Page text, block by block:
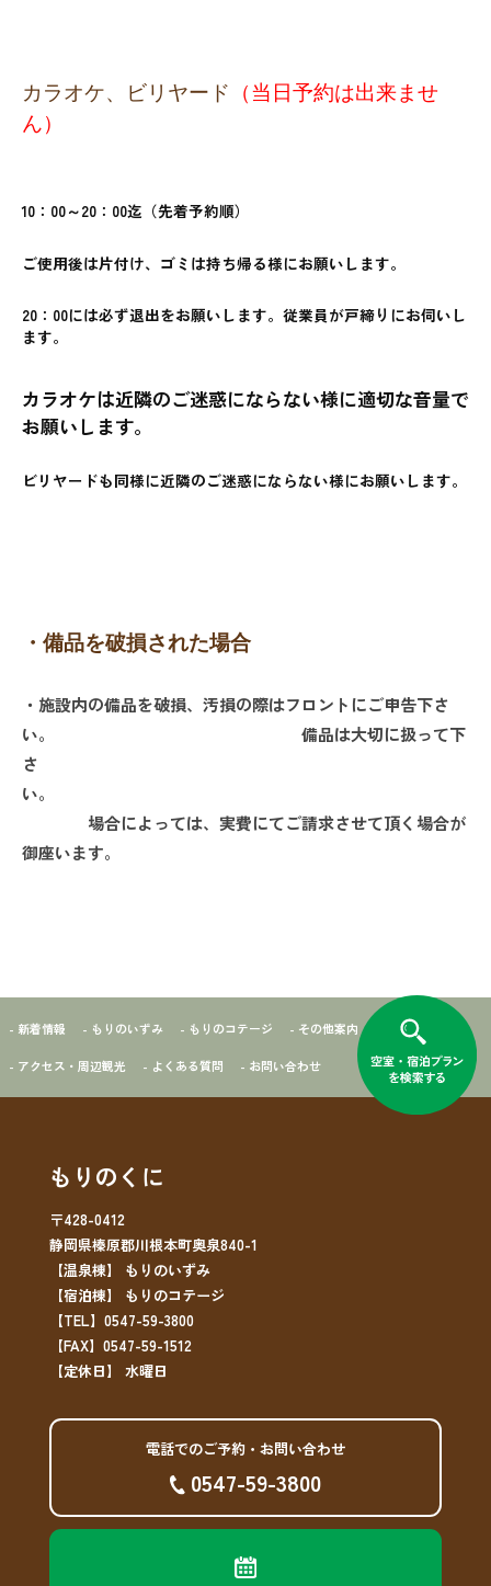
カラオケ、ビリヤード （当日予約は出来ませ
ん）
10：00～20：00迄（先着予約順）
ご使用後は片付け、 ゴミは持ち帰る様にお願いします。
20：00には必ず退出をお願いします。従業員が戸締りにお伺いし
ます。
カラオケは近隣のご迷惑にならない様に適切な音量で
お願いします。
ビリヤードも同様に近隣のご迷惑にならない様にお願いします。
・備品を破損された場合
・施設内の備品を破損、汚損の際はフロントにご申告下さ
い。 備品は大切に扱って下
さ
い。
場合によっては、実費にてご請求させて頂く場合が
御座います。
- 新着情報 - もりのいずみ - もりのコテージ - その他案内
- アクセス・周辺観光 - よくある質問 - お問い合わせ
もりのくに
〒428-0412
静岡県榛原郡川根本町奥泉840-1
【温泉棟】 もりのいずみ
【宿泊棟】 もりのコテージ
【TEL】0547-59-3800
【FAX】0547-59-1512
【定休日】 水曜日
電話でのご予約・お問い合わせ
0547-59-3800